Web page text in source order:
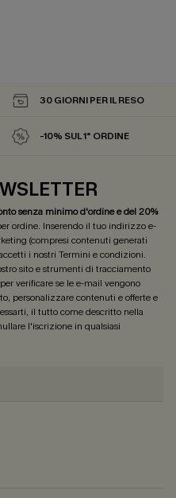
30 GIORNI PER IL RESO
-10% SUL 1° ORDINE
senza minimo d'ordine e del 20%
ordine. Inserendo il tuo indirizzo e-
(compresi contenuti generati
i nostri Termini e condizioni.
sito e strumenti di tracciamento
verificare se le e-mail vengono
personalizzare contenuti e offerte e
il tutto come descritto nella
l'iscrizione in qualsiasi